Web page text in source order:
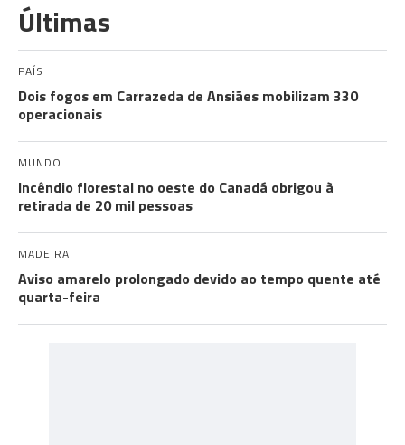
Últimas
PAÍS
Dois fogos em Carrazeda de Ansiães mobilizam 330
operacionais
MUNDO
Incêndio florestal no oeste do Canadá obrigou à
retirada de 20 mil pessoas
MADEIRA
Aviso amarelo prolongado devido ao tempo quente até
quarta-feira